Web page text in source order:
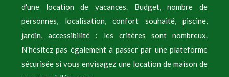
d'une location de vacances. Budget, nombre de
personnes, localisation, confort souhaité, piscine,
jardin, accessibilité : les critères sont nombreux.
N'hésitez pas également à passer par une plateforme
sécurisée si vous envisagez une location de maison de